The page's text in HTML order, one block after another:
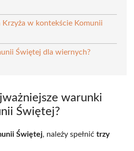
w kontekście Komunii
Świętej dla wiernych?
warunki
Świętej?
Świętej, należy spełnić trzy